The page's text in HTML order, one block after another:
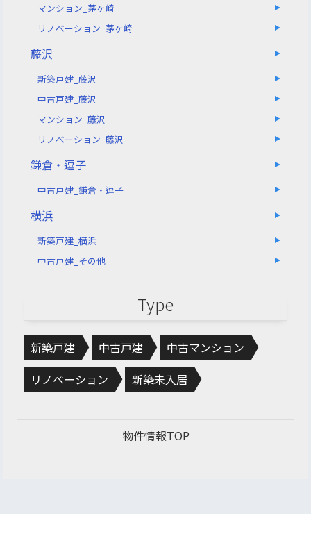
マンション_茅ヶ崎
リノベーション_茅ヶ崎
藤沢
新築戸建_藤沢
中古戸建_藤沢
マンション_藤沢
リノベーション_藤沢
鎌倉・逗子
中古戸建_鎌倉・逗子
横浜
新築戸建_横浜
中古戸建_その他
Type
新築戸建 中古戸建
中古マンション
リノベーション
新築未入居
物件情報TOP